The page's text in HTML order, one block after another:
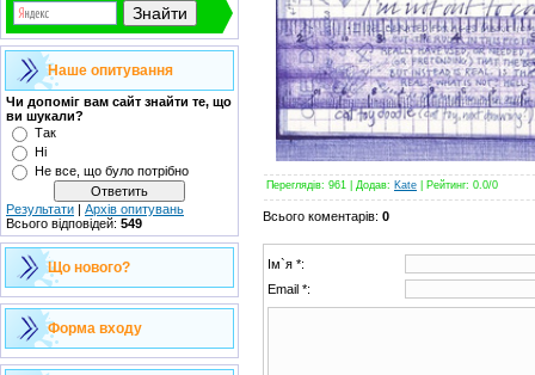
Наше опитування
Чи допоміг вам сайт знайти те, що
ви шукали?
Так
Ні
Не все, що було потрібно
Результати | Архів опитувань
Всього відповідей: 549
Що нового?
Форма входу
Переглядів: 961 | Додав: Kate Рейтинг: 0.0/0
Всього коментарів: 0
Ім`я *:
Email *: